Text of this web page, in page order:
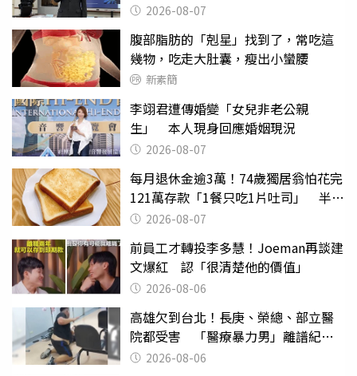
2026-08-07
腹部脂肪的「剋星」找到了，常吃這
幾物，吃走大肚囊，瘦出小蠻腰
新素簡
李翊君遭傳婚變「女兒非老公親
生」 本人現身回應婚姻現況
2026-08-07
每月退休金逾3萬！74歲獨居翁怕花完
121萬存款「1餐只吃1片吐司」 半年
後暴瘦嚇壞女兒
2026-08-07
前員工才轉投李多慧！Joeman再談建
文爆紅 認「很清楚他的價值」
2026-08-06
高雄欠到台北！長庚、榮總、部立醫
院都受害 「醫療暴力男」離譜紀錄
曝光2026-08-06